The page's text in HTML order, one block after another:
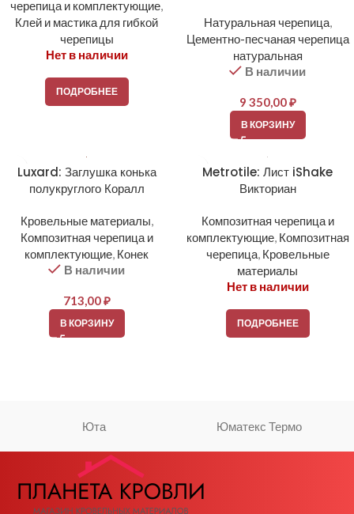
черепица и комплектующие,
Клей и мастика для гибкой
черепицы
Нет в наличии
ПОДРОБНЕЕ
Натуральная черепица,
Цементно-песчаная черепица
натуральная
В наличии
9 350,00₽
В КОРЗИНУ
Luxard: Заглушка конька
полукруглого Коралл
Кровельные материалы,
Композитная черепица и
комплектующие, Конек
В наличии
713,00₽
В КОРЗИНУ
Metrotile: Лист iShake
Викториан
Композитная черепица и
комплектующие, Композитная
черепица, Кровельные
материалы
Нет в наличии
ПОДРОБНЕЕ
Юта Юматекс Термо